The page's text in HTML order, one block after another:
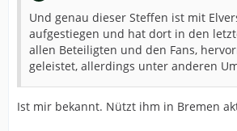
Und genau dieser Steffen ist mit
aufgestiegen und hat dort in den
allen Beteiligten und den Fans,
geleistet, allerdings unter anderen
Ist mir bekannt. Nützt ihm in Bremen